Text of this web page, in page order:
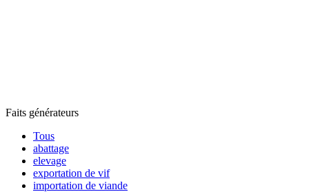
Faits générateurs
Tous
abattage
elevage
exportation de vif
importation de viande